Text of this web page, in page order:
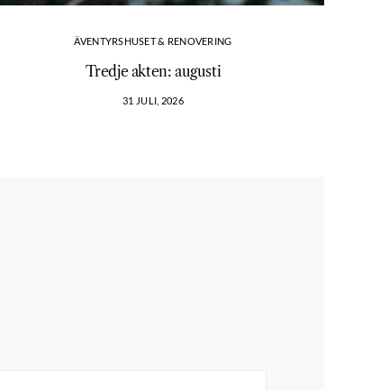
ÄVENTYRSHUSET & RENOVERING
Tredje akten: augusti
31 JULI, 2026